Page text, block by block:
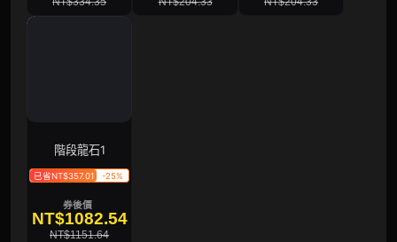
階段龍石1
已省NT$357.01 -25%
券後價
NT$1082.54
NT$1151.64